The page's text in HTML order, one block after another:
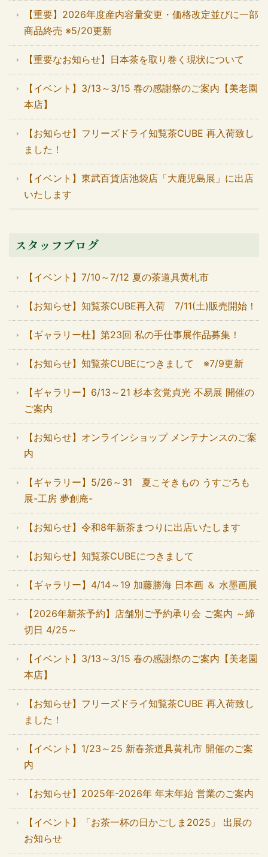
【重要】2026年度産内容量変更・価格改定並びに一部
商品終売 ※5/20更新
【重要なお知らせ】日本茶を取り巻く現状について
【イベント】3/13～3/15 春の感謝祭のご案内【美老園
本店】
【お知らせ】フリーズドライ知覧茶CUBE 再入荷致し
ました！
【イベント】東武百貨店池袋店「大鹿児島展」に出店
いたします
スタッフブログ
【イベント】7/10～7/12 夏の茶道具黄札市
【お知らせ】知覧茶CUBE再入荷 7/11(土)販売開始！
【ギャラリー杜】第23回 私の手仕事展作品募集！
【お知らせ】知覧茶CUBEにつきまして ※7/9更新
【ギャラリー】6/13～21 杉本玄覚貞光 不易展 開催の
ご案内
【お知らせ】オンラインショップ メンテナンスのご案
内
【ギャラリー】5/26～31 夏こそきもの うすごろも
展-工房 夢創庵-
【お知らせ】令和8年新茶まつりに出店いたします
【お知らせ】知覧茶CUBEにつきまして
【ギャラリー】4/14～19 加藤勝海 日本画 ＆ 水墨画展
【2026年新茶予約】店舗別ご予約承り会 ご案内 ～締
切日 4/25～
【イベント】3/13～3/15 春の感謝祭のご案内【美老園
本店】
【お知らせ】フリーズドライ知覧茶CUBE 再入荷致し
ました！
【イベント】1/23～25 新春茶道具黄札市 開催のご案
内
【お知らせ】2025年-2026年 年末年始 営業のご案内
【イベント】「お茶一杯の日かごしま2025」 出展の
お知らせ